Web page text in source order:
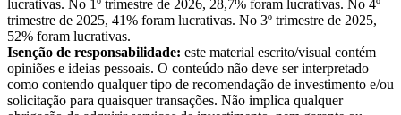
lucrativas. No 1º trimestre de 2026, 28,7% foram lucrativas. No 4º
trimestre de 2025, 41% foram lucrativas. No 3º trimestre de 2025,
52% foram lucrativas.
Isenção de responsabilidade: este material escrito/visual contém
opiniões e ideias pessoais. O conteúdo não deve ser interpretado
como contendo qualquer tipo de recomendação de investimento e/ou
solicitação para quaisquer transações. Não implica qualquer